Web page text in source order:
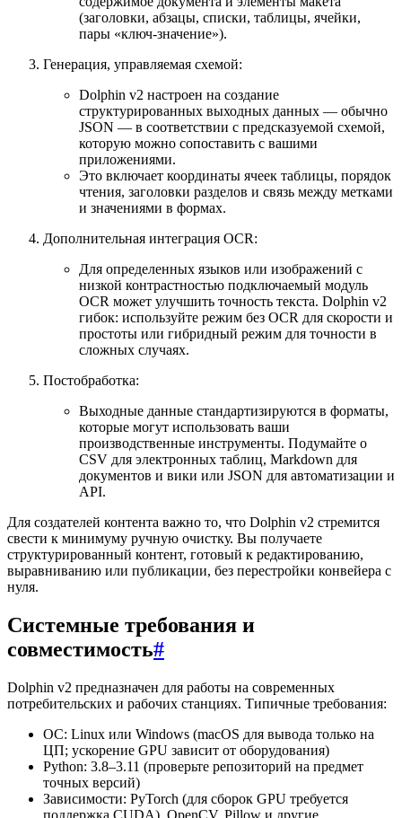
(заголовки, абзацы, списки, таблицы, ячейки,
пары «ключ-значение»).
Генерация, управляемая схемой:
Dolphin v2 настроен на создание
структурированных выходных данных — обычно
JSON — в соответствии с предсказуемой схемой,
которую можно сопоставить с вашими
приложениями.
Это включает координаты ячеек таблицы, порядок
чтения, заголовки разделов и связь между метками
и значениями в формах.
Дополнительная интеграция OCR:
Для определенных языков или изображений с
низкой контрастностью подключаемый модуль
OCR может улучшить точность текста. Dolphin v2
гибок: используйте режим без OCR для скорости и
простоты или гибридный режим для точности в
сложных случаях.
Постобработка:
Выходные данные стандартизируются в форматы,
которые могут использовать ваши
производственные инструменты. Подумайте о
CSV для электронных таблиц, Markdown для
документов и вики или JSON для автоматизации и
API.
Для создателей контента важно то, что Dolphin v2 стремится
свести к минимуму ручную очистку. Вы получаете
структурированный контент, готовый к редактированию,
выравниванию или публикации, без перестройки конвейера с
нуля.
Системные требования и
совместимость#
Dolphin v2 предназначен для работы на современных
потребительских и рабочих станциях. Типичные требования:
ОС: Linux или Windows (macOS для вывода только на
ЦП; ускорение GPU зависит от оборудования)
Python: 3.8–3.11 (проверьте репозиторий на предмет
точных версий)
Зависимости: PyTorch (для сборок GPU требуется
поддержка CUDA), OpenCV, Pillow и другие